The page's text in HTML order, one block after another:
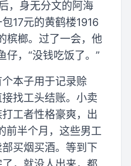
，身无分文的阿海
17元的黄鹤楼1916
槟榔。过了一会，他
仔，“没钱吃饭了。”
本子用于记录赊
找工头结账。小卖
工者性格豪爽，出
前半个月，这些男工
买烟买酒。等到下